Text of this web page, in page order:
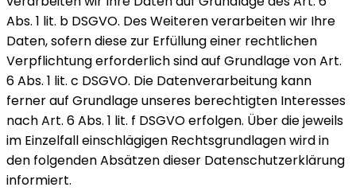
Abs. 1 lit. b DSGVO. Des Weiteren verarbeiten wir Ihre
Daten, sofern diese zur Erfüllung einer rechtlichen
Verpflichtung erforderlich sind auf Grundlage von Art.
6 Abs. 1 lit. c DSGVO. Die Datenverarbeitung kann
ferner auf Grundlage unseres berechtigten Interesses
nach Art. 6 Abs. 1 lit. f DSGVO erfolgen. Über die jeweils
im Einzelfall einschlägigen Rechtsgrundlagen wird in
den folgenden Absätzen dieser Datenschutzerklärung
informiert.